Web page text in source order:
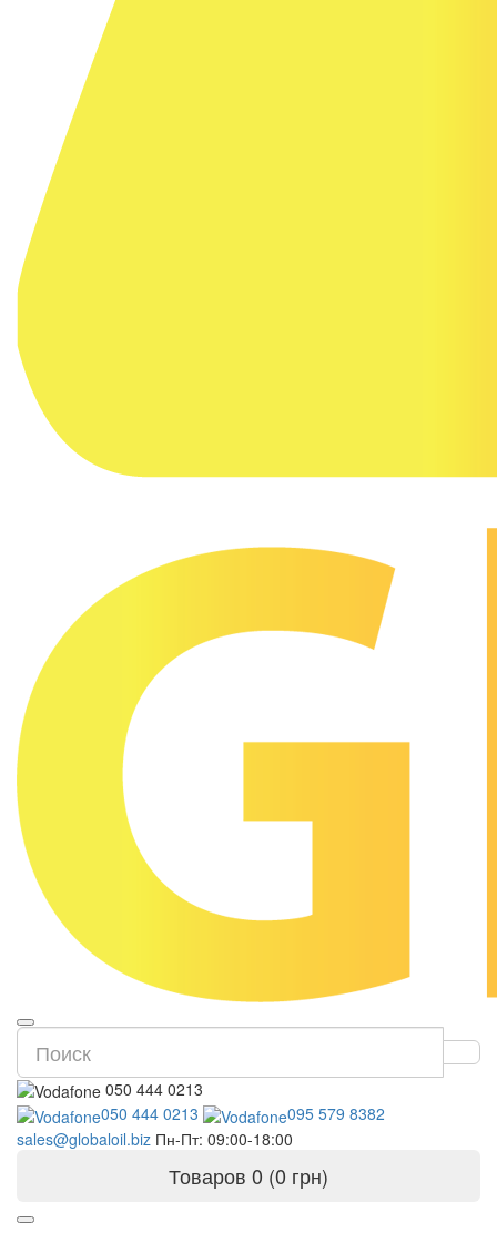
050 444 0213
050 444 0213
095 579 8382
sales@globaloil.biz Пн-Пт: 09:00-18:00
Товаров 0 (0 грн)